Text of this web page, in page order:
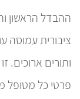
ההבדל הראשון
ציבורית עמוסה
ותורים ארוכים.
פרטי כל מטופל